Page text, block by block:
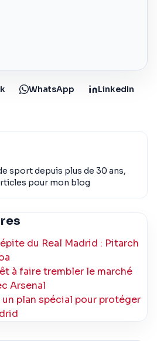
WhatsApp
LinkedIn
sport depuis plus de 30 ans,
pour mon blog
du Real Madrid : Pitarch
à faire trembler le marché
Arsenal
plan spécial pour protéger